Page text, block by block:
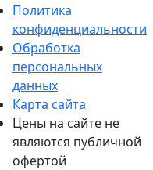
Политика
конфиденциальности
Обработка
персональных
данных
Карта сайта
Цены на сайте не
являются публичной
офертой